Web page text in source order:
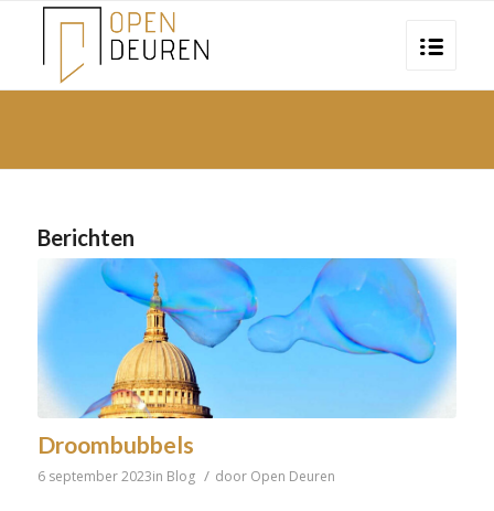
Berichten
Droombubbels
6 september 2023in Blog / door Open Deuren